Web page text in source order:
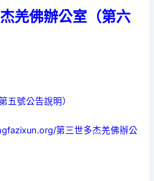
羌佛辦公室（第六
五號公告說明）
第三世多杰羌佛辦公